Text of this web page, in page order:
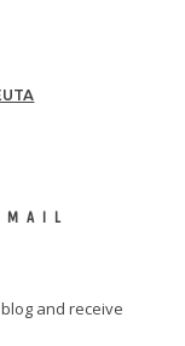
and receive